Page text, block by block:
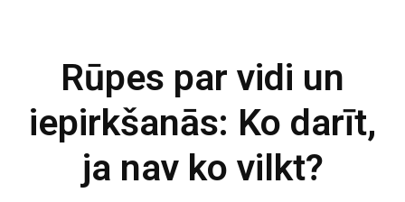
Rūpes par vidi un
iepirkšanās: Ko darīt,
ja nav ko vilkt?